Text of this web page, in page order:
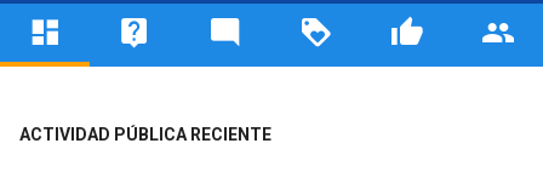
ACTIVIDAD PÚBLICA RECIENTE